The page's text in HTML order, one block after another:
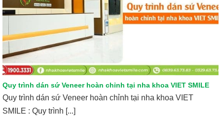
Quy trình dán sứ Veneer hoàn chỉnh tại nha khoa VIET SMILE
Quy trình dán sứ Veneer hoàn chỉnh tại nha khoa VIET
SMILE : Quy trình [...]